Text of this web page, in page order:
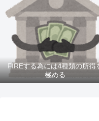
FIREする為には4種類の所得
極める